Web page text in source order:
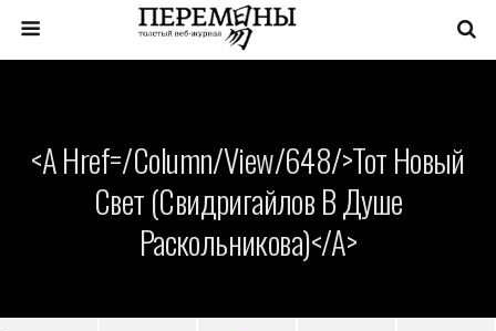
<a Href=/column/view/648/>Тот Новый
Свет (Свидригайлов В Душе
Раскольникова)</a>